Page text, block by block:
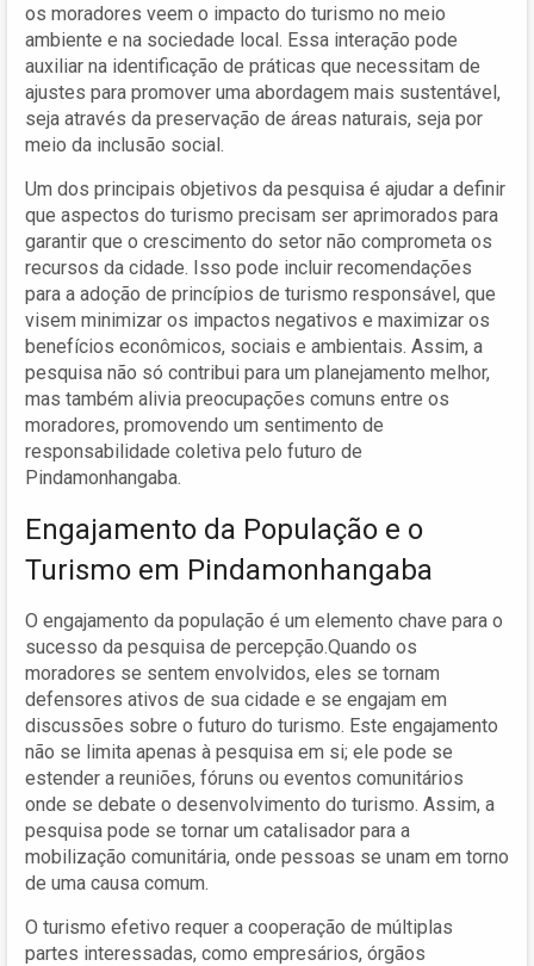
os moradores veem o impacto do turismo no meio
ambiente e na sociedade local. Essa interação pode
auxiliar na identificação de práticas que necessitam de
ajustes para promover uma abordagem mais sustentável,
seja através da preservação de áreas naturais, seja por
meio da inclusão social.
Um dos principais objetivos da pesquisa é ajudar a definir
que aspectos do turismo precisam ser aprimorados para
garantir que o crescimento do setor não comprometa os
recursos da cidade. Isso pode incluir recomendações
para a adoção de princípios de turismo responsável, que
visem minimizar os impactos negativos e maximizar os
benefícios econômicos, sociais e ambientais. Assim, a
pesquisa não só contribui para um planejamento melhor,
mas também alivia preocupações comuns entre os
moradores, promovendo um sentimento de
responsabilidade coletiva pelo futuro de
Pindamonhangaba.
Engajamento da População e o
Turismo em Pindamonhangaba
O engajamento da população é um elemento chave para o
sucesso da pesquisa de percepção.Quando os
moradores se sentem envolvidos, eles se tornam
defensores ativos de sua cidade e se engajam em
discussões sobre o futuro do turismo. Este engajamento
não se limita apenas à pesquisa em si; ele pode se
estender a reuniões, fóruns ou eventos comunitários
onde se debate o desenvolvimento do turismo. Assim, a
pesquisa pode se tornar um catalisador para a
mobilização comunitária, onde pessoas se unam em torno
de uma causa comum.
O turismo efetivo requer a cooperação de múltiplas
partes interessadas, como empresários, órgãos